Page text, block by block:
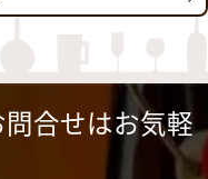
合せはお気軽